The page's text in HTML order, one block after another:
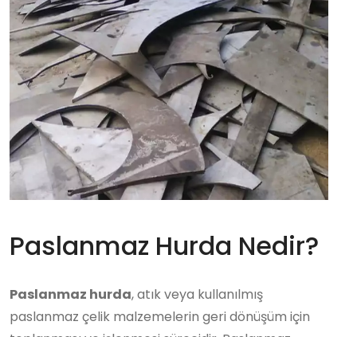
Paslanmaz Hurda Nedir?
Paslanmaz hurda, atık veya kullanılmış
paslanmaz çelik malzemelerin geri dönüşüm için